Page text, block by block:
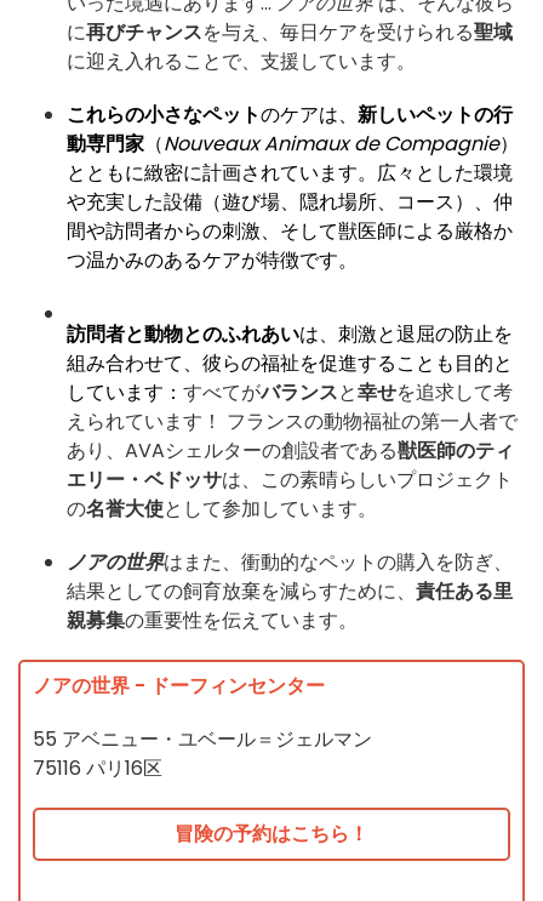
に再びチャンスを与え、毎日ケアを受けられる聖域
に迎え入れることで、支援しています。
これらの小さなペットのケアは、 新しいペットの行
動専門家 （Nouveaux Animaux de Compagnie）
とともに緻密に計画されています。広々とした環境
や充実した設備（遊び場、隠れ場所、コース）、仲
間や訪問者からの刺激、そして獣医師による厳格か
つ温かみのあるケアが特徴です。
訪問者と動物とのふれあいは、刺激と退屈の防止を
組み合わせて、彼らの福祉を促進することも目的と
しています： すべてがバランスと幸せを追求して考
えられています！ フランスの動物福祉の第一人者で
あり、AVAシェルターの創設者である獣医師のティ
エリー・ベドッサは、この素晴らしいプロジェクト
の名誉大使として参加しています。
ノアの世界はまた、衝動的なペットの購入を防ぎ、
結果としての飼育放棄を減らすために、 責任ある里
親募集の重要性を伝えています。
ノアの世界 - ドーフィンセンター
55 アベニュー・ユベール＝ジェルマン
75116 パリ16区
冒険の予約はこちら！